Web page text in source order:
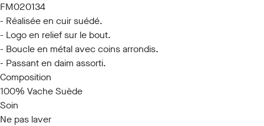
FM020134
- Réalisée en cuir suédé.
- Logo en relief sur le bout.
- Boucle en métal avec coins arrondis.
- Passant en daim assorti.
Composition
100% Vache Suède
Soin
Ne pas laver